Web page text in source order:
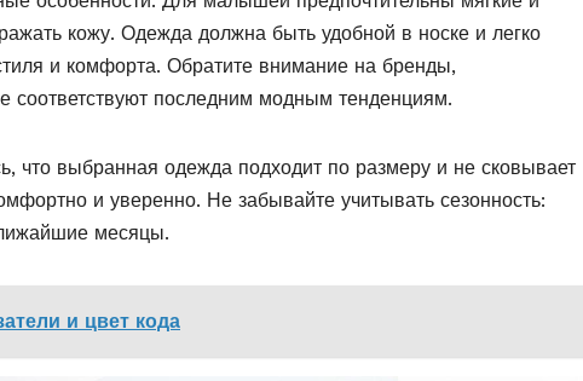
кожу. Одежда должна быть удобной в носке и легко
и комфорта. Обратите внимание на бренды,
последним модным тенденциям.
что выбранная одежда подходит по размеру и не сковывает
и уверенно. Не забывайте учитывать сезонность:
месяцы.
и цвет кода